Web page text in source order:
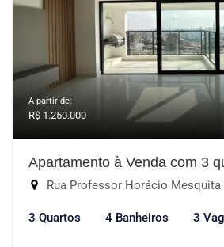
A partir de:
R$ 1.250.000
Apartamento à Venda com 3
Rua Professor Horácio Mesquita de Camargo -
3 Quartos 4 Banheiros 3